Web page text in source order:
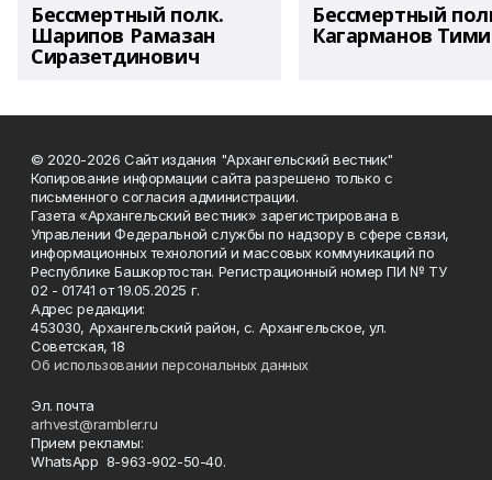
Бессмертный полк.
Шарипов Рамазан
Сиразетдинович
Бессмертный
Кагарманов
© 2020-2026 Сайт издания "Архангельский вестник"
Копирование информации сайта разрешено только с
письменного согласия администрации.
Газета «Архангельский вестник» зарегистрирована в
Управлении Федеральной службы по надзору в сфере связи,
информационных технологий и массовых коммуникаций по
Республике Башкортостан. Регистрационный номер ПИ № ТУ
02 - 01741 от 19.05.2025 г.
Адрес редакции:
453030, Архангельский район, с. Архангельское, ул.
Советская, 18
Об использовании персональных данных
Эл. почта
arhvest@rambler.ru
Прием рекламы:
WhatsApp 8-963-902-50-40.